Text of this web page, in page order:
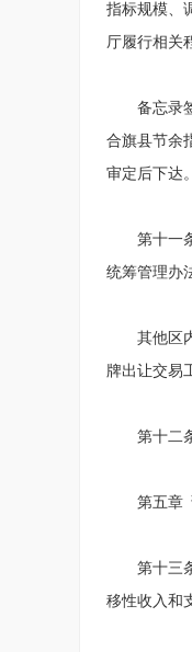
指标规模、
厅履行相关
备忘录
合旗县节余
审定后下达。
第十一
统筹管理办
其他区
牌出让交易
第十二
第五章
第十三
移性收入和